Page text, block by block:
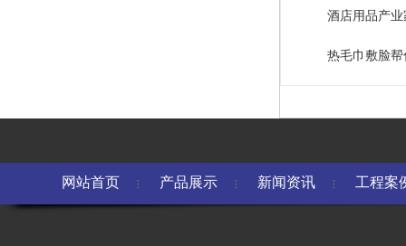
酒店用品产
热毛巾敷脸
网站首页 产品展示 新闻资讯 工程案